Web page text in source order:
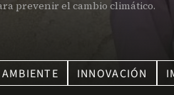
prevenir el cambio climático.
INNOVACIÓN